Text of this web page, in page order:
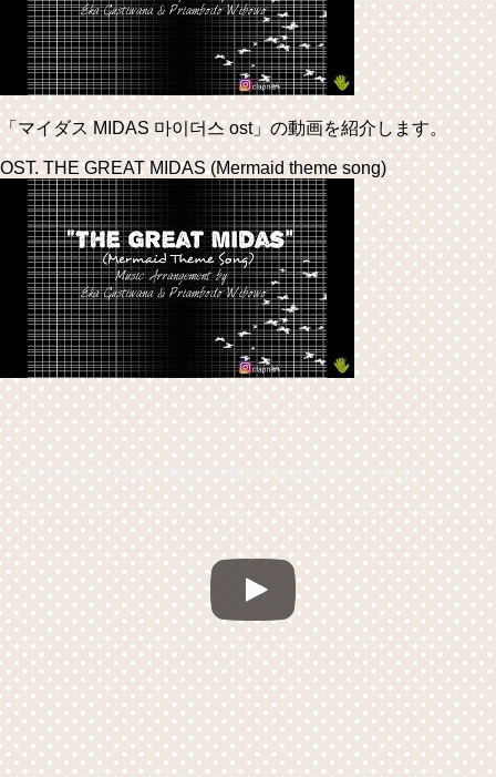
「マイダス MIDAS 마이더스 ost」の動画を紹介します。
OST. THE GREAT MIDAS (Mermaid theme song)
OST. THE GREAT MIDAS (Mermaid theme song)